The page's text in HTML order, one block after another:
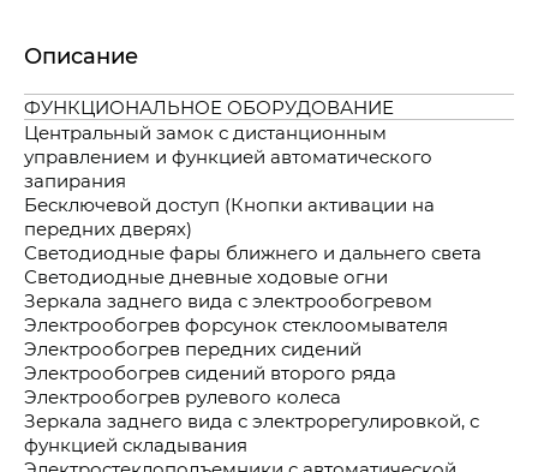
Описание
ФУНКЦИОНАЛЬНОЕ ОБОРУДОВАНИЕ
Центральный замок с дистанционным
управлением и функцией автоматического
запирания
Бесключевой доступ (Кнопки активации на
передних дверях)
Светодиодные фары ближнего и дальнего света
Светодиодные дневные ходовые огни
Зеркала заднего вида с электрообогревом
Электрообогрев форсунок стеклоомывателя
Электрообогрев передних сидений
Электрообогрев сидений второго ряда
Электрообогрев рулевого колеса
Зеркала заднего вида с электрорегулировкой, с
функцией складывания